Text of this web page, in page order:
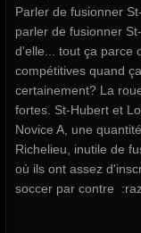
Parler de fusionner
parler de fusionner
d'elle... tout ça parce
compétitives quand
certainement? La
fortes. St-Hubert et
Novice A, une
Richelieu, inutile de
où ils ont assez
soccer par contre